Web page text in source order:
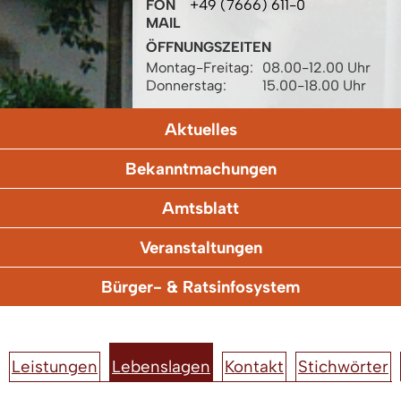
FON
+49 (7666) 611-0
MAIL
ÖFFNUNGSZEITEN
Montag-Freitag:
08.00-12.00 Uhr
Donnerstag:
15.00-18.00 Uhr
Aktuelles
Bekanntmachungen
Amtsblatt
Veranstaltungen
Bürger- & Ratsinfosystem
Leistungen Lebenslagen Kontakt Stichwörter